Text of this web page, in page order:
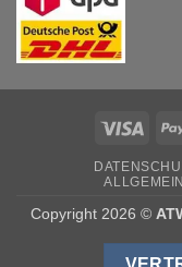
Visa
Copyright 2026 ©